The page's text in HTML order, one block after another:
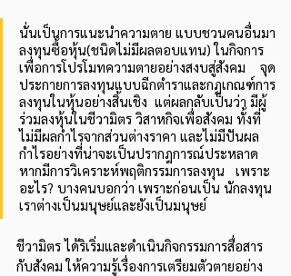
นั่นเป็นการแนะนำความตาย แบบชวนคนอื่นมา
ลงทุนซื้อหุ้น(ชนิดไม่มีผลตอบแทน) ในกิจการ
เพื่อการโปรโมทความตายอย่างสงบสู่สังคม    จุด
ประกายการลงทุนแบบฉีกตำราและกฏเกณฑ์การ
ลงทุนในหุ้นอย่างสิ้นเชิง  แต่ผลกลับเป็นว่า มีผู้
ร่วมลงหุ้นในชีวามิตร วิสาหกิจเพื่อสังคม ทั้งที่
ไม่มีผลกำไรจากส่วนต่างราคา และไม่มีปันผล
กำไรอย่างที่น่าจะเป็นปรากฎการณ์ประหลาด
หากมีการวิเคราะห์พฤติกรรมการลงทุน   เพราะ
อะไร? บางคนบอกว่า เพราะก่อนเป็น นักลงทุน
เราต่างเป็นมนุษย์และยังเป็นมนุษย์
ชีวามิตร ได้ริเริ่มและดำเนินกิจกรรมการสื่อสาร
กับสังคม ให้ความรู้เรื่องการเตรียมตัวตายอย่าง